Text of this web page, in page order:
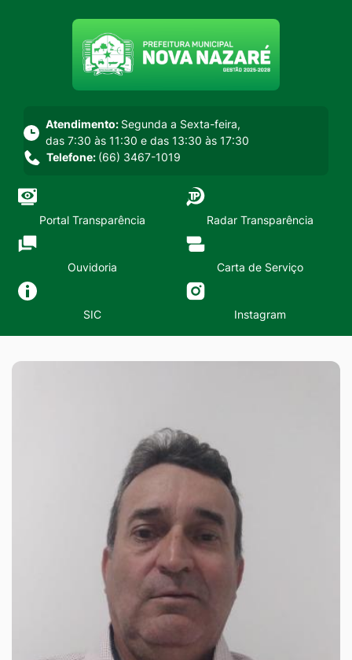
Seção do menu principal
Atendimento: Segunda a Sexta-feira,
das 7:30 às 11:30 e das 13:30 às 17:30
Telefone: (66) 3467-1019
Portal Transparência Radar Transparência
Ouvidoria Carta de Serviço
SIC Instagram